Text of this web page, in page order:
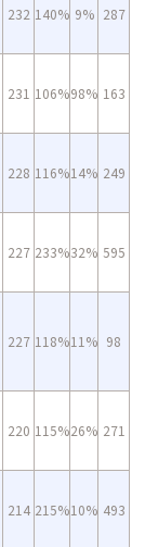
232 140% 9% 287
231 106%98% 163
228 116%14% 249
227 233%32% 595
227 118%11% 98
220 115%26% 271
214 215%10% 493